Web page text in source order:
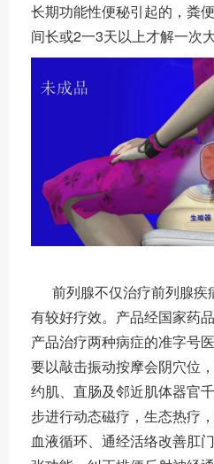
长期功能性便秘引起的，粪
间长或2一3天以上才解一次
前列腺不仅治疗前列腺疾
有较好疗效。产品经国家药
产品治疗两种病症的准字号
要以敲击振动按摩会阴穴位
约肌、直肠及邻近肌体器官
步进行动态磁疗，生态热疗
血液循环、通经活络改善肛